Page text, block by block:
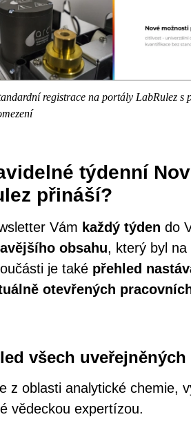
registrace na portály LabRulez s
týdenní
přináší?
Vám každý týden do
obsahu, který byl na
je také přehled
otevřených
všech
z oblasti analytické chemie,
vědeckou expertízou.